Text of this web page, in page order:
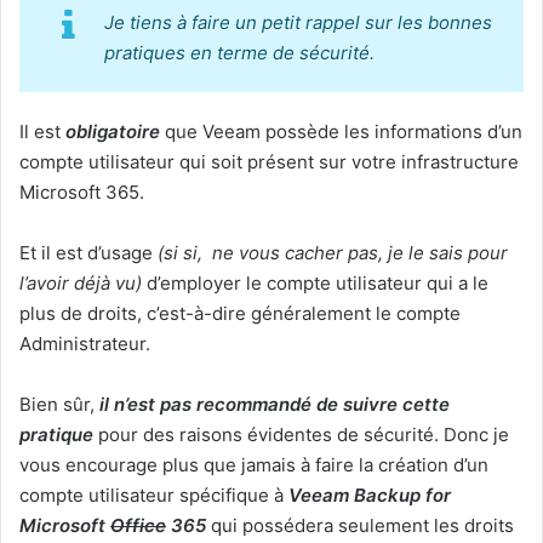
Je tiens à faire un petit rappel sur les bonnes
pratiques en terme de sécurité.
Il est obligatoire que Veeam possède les informations d’un
compte utilisateur qui soit présent sur votre infrastructure
Microsoft 365.
Et il est d’usage (si si, ne vous cacher pas, je le sais pour
l’avoir déjà vu) d’employer le compte utilisateur qui a le
plus de droits, c’est-à-dire généralement le compte
Administrateur.
Bien sûr, il n’est pas recommandé de suivre cette
pratique pour des raisons évidentes de sécurité. Donc je
vous encourage plus que jamais à faire la création d’un
compte utilisateur spécifique à Veeam Backup for
Microsoft Office 365qui possédera seulement les droits